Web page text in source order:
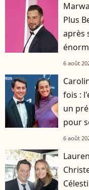
Plus
après
6 août
fois :
un
pour
6 août